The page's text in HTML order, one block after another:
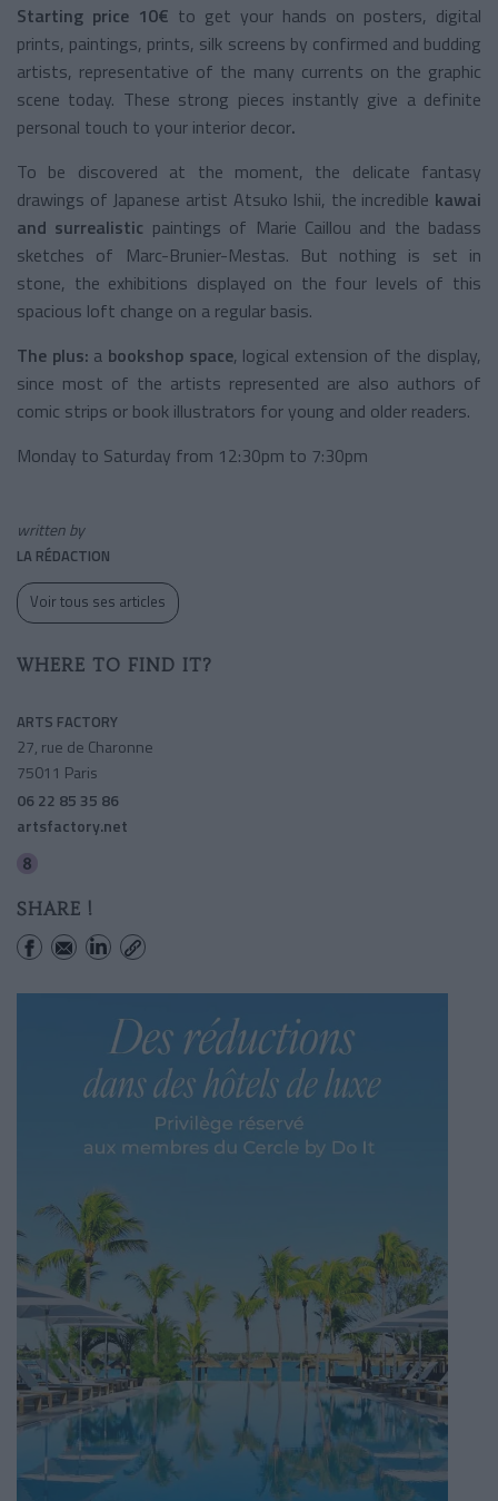
Starting price 10€ to get your hands on posters, digital
prints, paintings, prints, silk screens by confirmed and budding
artists, representative of the many currents on the graphic
scene today. These strong pieces instantly give a definite
personal touch to your interior decor.
To be discovered at the moment, the delicate fantasy
drawings of Japanese artist Atsuko Ishii, the incredible kawai
and surrealistic paintings of Marie Caillou and the badass
sketches of Marc-Brunier-Mestas. But nothing is set in
stone, the exhibitions displayed on the four levels of this
spacious loft change on a regular basis.
The plus: a bookshop space, logical extension of the display,
since most of the artists represented are also authors of
comic strips or book illustrators for young and older readers.
Monday to Saturday from 12:30pm to 7:30pm
written by
LA RÉDACTION
Voir tous ses articles
WHERE TO FIND IT?
ARTS FACTORY
27, rue de Charonne
75011 Paris
06 22 85 35 86
artsfactory.net
SHARE !